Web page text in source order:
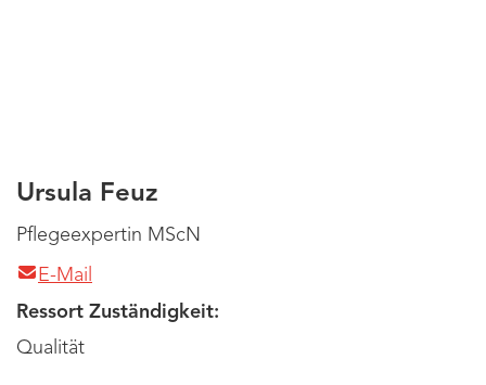
Ursula Feuz
Pflegeexpertin MScN
E-Mail
Ressort Zuständigkeit:
Qualität